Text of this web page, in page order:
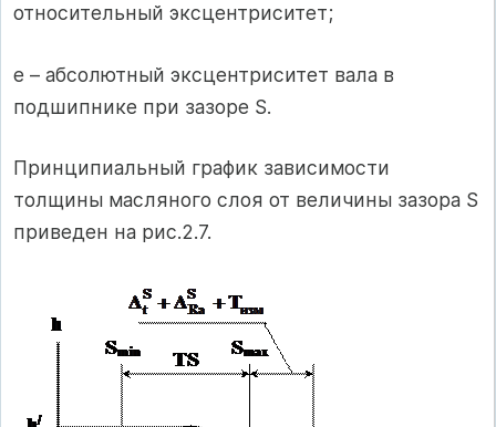
относительный эксцентриситет;
е – абсолютный эксцентриситет вала в
подшипнике при зазоре S.
Принципиальный график зависимости
толщины масляного слоя от величины зазора S
приведен на рис.2.7.